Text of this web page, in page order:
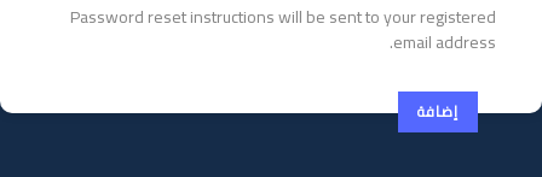
Password reset instructions will be sent to your registered
email address.